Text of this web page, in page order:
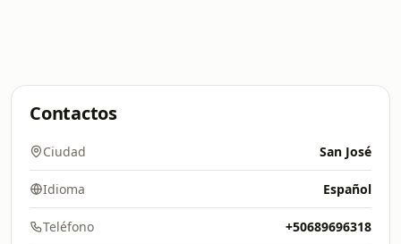
Contactos
Ciudad San José
Idioma Español
Teléfono +50689696318